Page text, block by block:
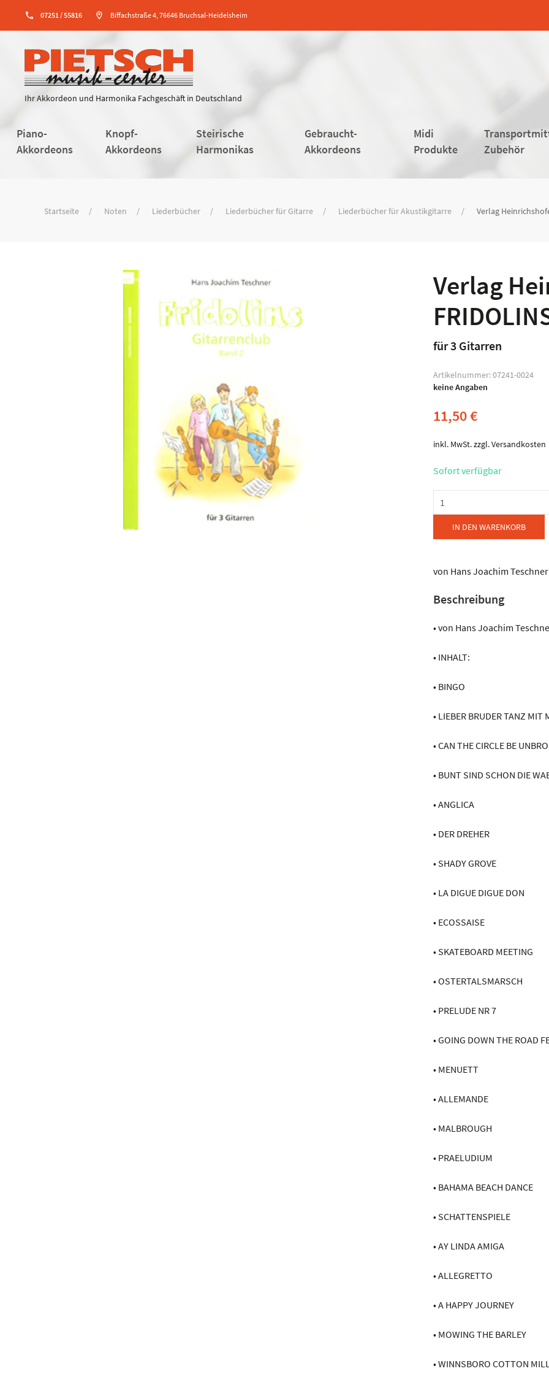
phone 07251 / 55816 location_on Biffachstraße 4, 76646 Bruchsal-Heidelsheim
Ihr Akkordeon und Harmonika Fachgeschäft in Deutschland
Piano-
Akkordeons
Knopf-
Akkordeons
Steirische
Harmonikas
Gebraucht-
Akkordeons
Midi
Produkte
Zubehör
Startseite Noten Liederbücher Liederbücher für Gitarre Liederbücher für Akustikgitarre Verlag
Verlag
für 3 Gitarren
Artikelnummer:07241-0024
keine Angaben
11,50€
inkl. MwSt.zzgl.Versandkosten
Sofort verfügbar
Verlag
Heinrichshofen
FRIDOLINS
Band
Menge
IN DEN WARENKORB
von Hans Joachim Teschner
Beschreibung
• von Hans Joachim
• INHALT:
• BINGO
• LIEBER BRUDER TANZ MIT
• CAN THE CIRCLE BE
• BUNT SIND SCHON DIE
• ANGLICA
• DER DREHER
• SHADY GROVE
• LA DIGUE DIGUE DON
• ECOSSAISE
• SKATEBOARD MEETING
• OSTERTALSMARSCH
• PRELUDE NR 7
• GOING DOWN THE ROAD
• MENUETT
• ALLEMANDE
• MALBROUGH
• PRAELUDIUM
• BAHAMA BEACH DANCE
• SCHATTENSPIELE
• AY LINDA AMIGA
• ALLEGRETTO
• A HAPPY JOURNEY
• MOWING THE BARLEY
• WINNSBORO COTTON